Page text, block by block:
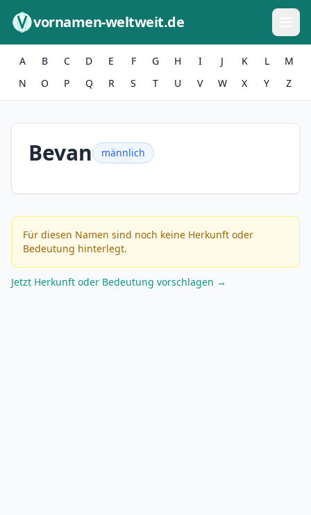
vornamen-weltweit.de
A B C D E F G H I J K L
M
N
O P Q R S T U V W X Y Z
Bevan männlich
Für diesen Namen sind noch keine Herkunft oder
Bedeutung hinterlegt.
Jetzt Herkunft oder Bedeutung vorschlagen →